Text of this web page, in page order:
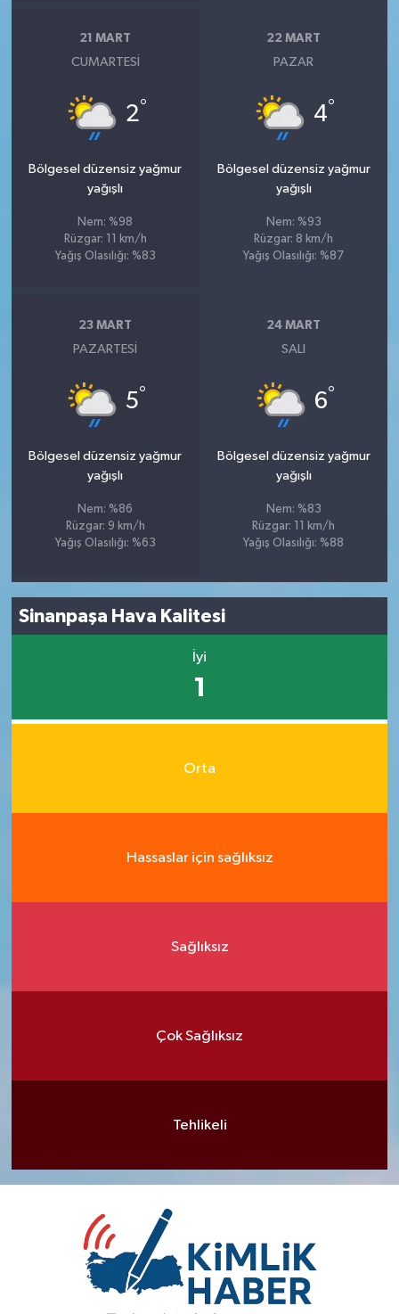
21 MART
CUMARTESI
2°
Bölgesel düzensiz yağmur
yağışlı
Nem: %98
Rüzgar: 11 km/h
Yağış Olasılığı: %83
22 MART
PAZAR
4°
Bölgesel düzensiz yağmur
yağışlı
Nem: %93
Rüzgar: 8 km/h
Yağış Olasılığı: %87
23 MART
PAZARTESI
5°
Bölgesel düzensiz yağmur
yağışlı
Nem: %86
Rüzgar: 9 km/h
Yağış Olasılığı: %63
24 MART
SALI
6°
Bölgesel düzensiz yağmur
yağışlı
Nem: %83
Rüzgar: 11 km/h
Yağış Olasılığı: %88
Sinanpaşa Hava Kalitesi
İyi
1
Orta
Hassaslar için sağlıksız
Sağlıksız
Çok Sağlıksız
Tehlikeli